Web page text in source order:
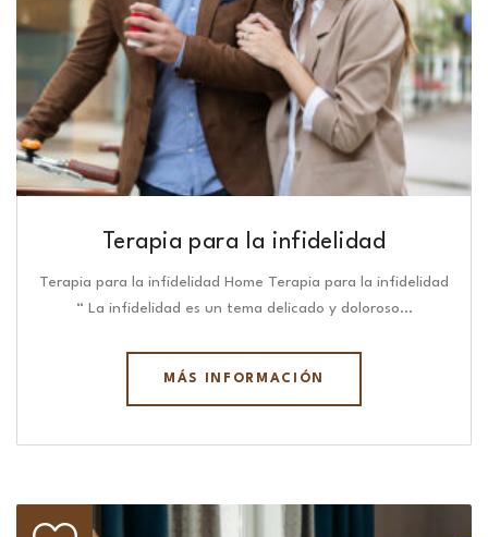
Terapia para la infidelidad
Terapia para la infidelidad Home Terapia para la infidelidad
“ La infidelidad es un tema delicado y doloroso…
MÁS INFORMACIÓN